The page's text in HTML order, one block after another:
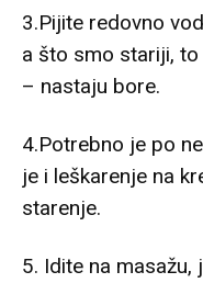
3.Pijite redovno
a što smo stariji,
– nastaju bore.
4.Potrebno je po
je i leškarenje na
starenje.
5. Idite na masažu,